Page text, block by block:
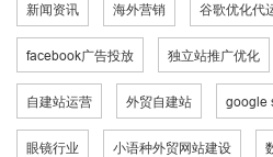
新闻资讯 海外营销 谷歌优化代
facebook广告投放 独立站推广优化
自建站运营 外贸自建站 google
眼镜行业 小语种外贸网站建设